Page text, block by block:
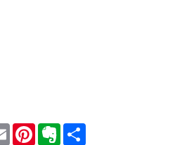
Email PinterestEvernote